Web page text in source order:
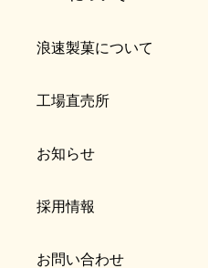
浪速製菓について
工場直売所
お知らせ
採用情報
お問い合わせ